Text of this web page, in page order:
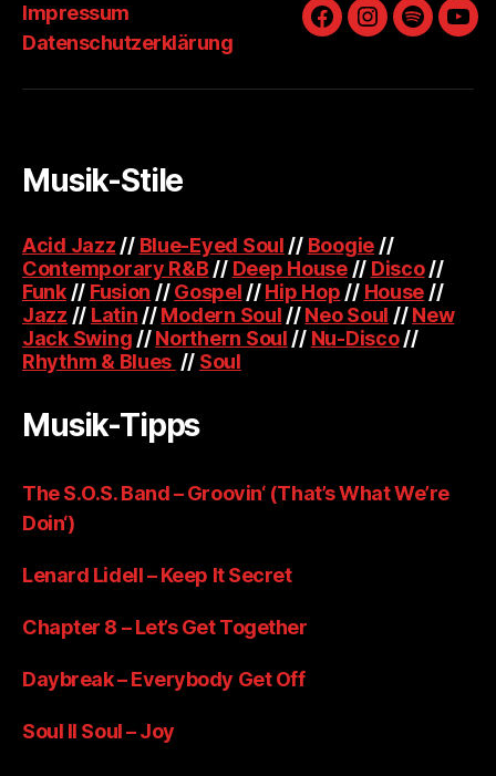
Impressum
Datenschutzerklärung
FacebookInstagram
Spotify
Musik-Stile
Acid Jazz // Blue-Eyed Soul // Boogie //
Contemporary R&B // Deep House// Disco//
Funk// Fusion //Gospel //Hip Hop // House //
Jazz // Latin //Modern Soul //Neo Soul //New
Jack Swing //Northern Soul // Nu-Disco//
Rhythm & Blues // Soul
Musik-Tipps
The S.O.S. Band – Groovin‘ (That’s What We’re
Doin‘)
Lenard Lidell – Keep It Secret
Chapter 8 – Let’s Get Together
Daybreak – Everybody Get Off
Soul II Soul – Joy